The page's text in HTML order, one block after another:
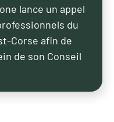
lance un appel
du
Corse afin de
de son Conseil